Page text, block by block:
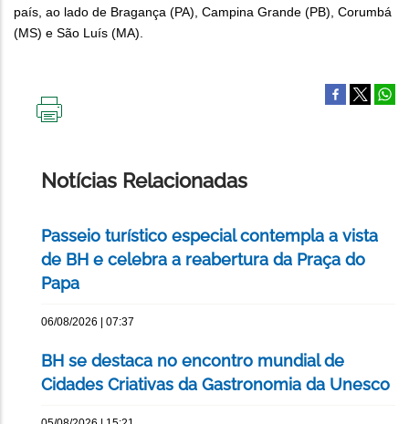
país, ao lado de Bragança (PA), Campina Grande (PB), Corumbá
(MS) e São Luís (MA).
Notícias Relacionadas
Passeio turístico especial contempla a vista
de BH e celebra a reabertura da Praça do
Papa
06/08/2026 | 07:37
BH se destaca no encontro mundial de
Cidades Criativas da Gastronomia da Unesco